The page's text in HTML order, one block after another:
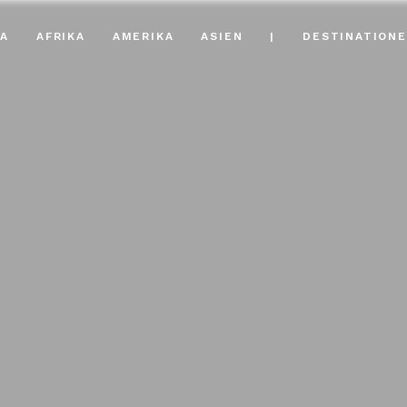
AFRIKA AMERIKA ASIEN |